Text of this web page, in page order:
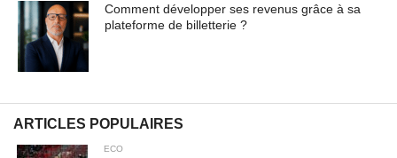
Comment développer ses revenus grâce à sa
plateforme de billetterie ?
ARTICLES POPULAIRES
ECO